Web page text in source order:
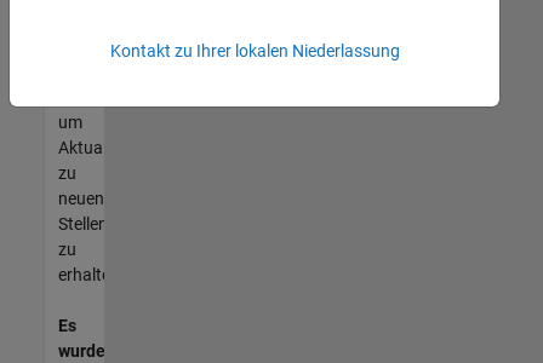
unseres
um
Aktualisierungen
zu
neuen
Stellenangeboten
zu
erhalten.
Es
wurden
Kontakt zu Ihrer lokalen Niederlassung